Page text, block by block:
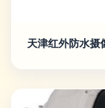
天津红外防水摄